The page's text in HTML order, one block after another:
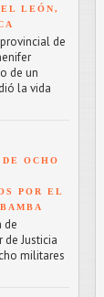
LEÓN,
de
de un
la vida
OCHO
POR EL
de
Justicia
militares